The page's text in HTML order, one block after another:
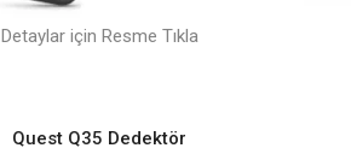
Detaylar için Resme Tıkla
Quest Q35 Dedektör